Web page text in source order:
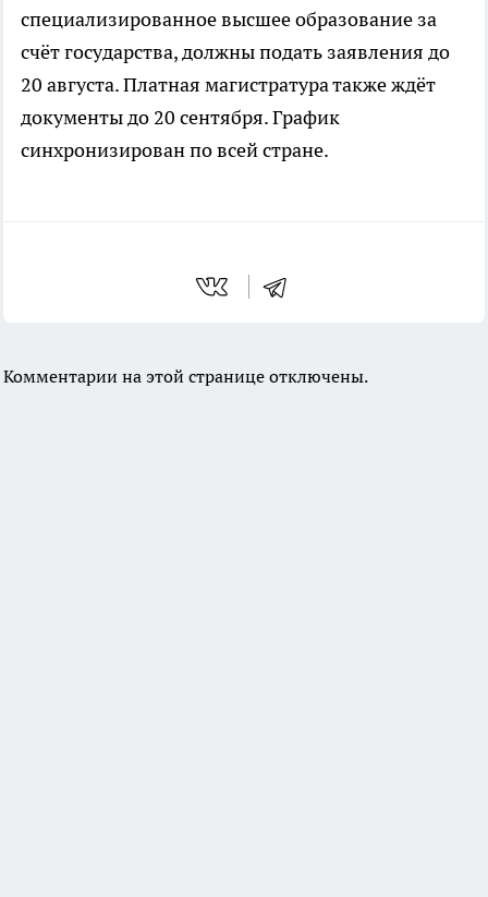
специализированное высшее образование за
счёт государства, должны подать заявления до
20 августа. Платная магистратура также ждёт
документы до 20 сентября. График
синхронизирован по всей стране.
Комментарии на этой странице отключены.